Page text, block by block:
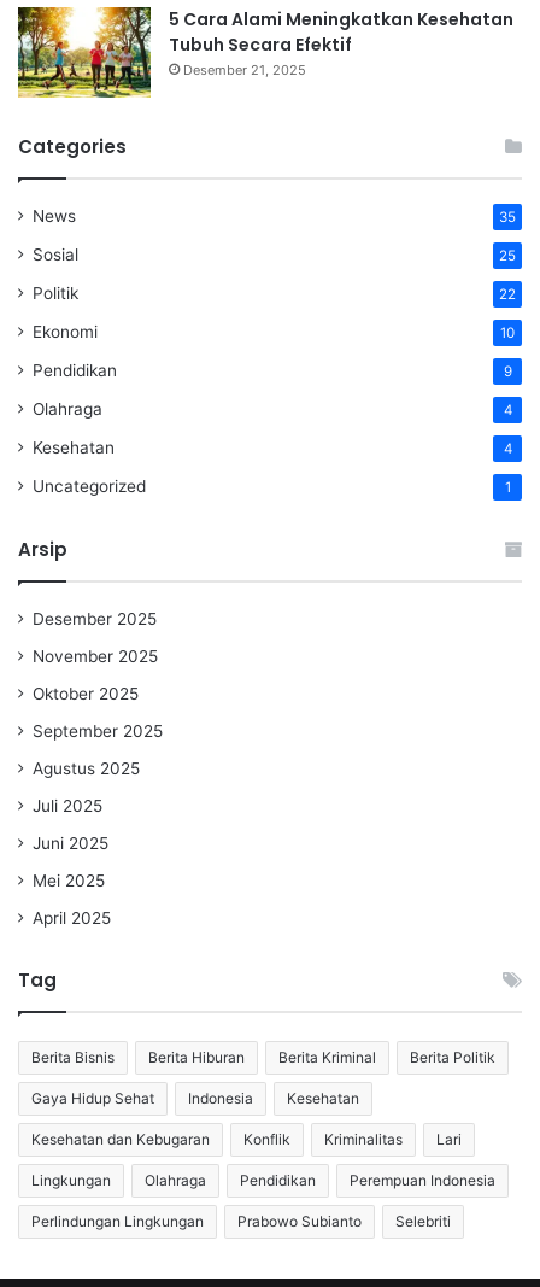
5 Cara Alami Meningkatkan Kesehatan
Tubuh Secara Efektif
Desember 21, 2025
Categories
News 35
Sosial 25
Politik 22
Ekonomi 10
Pendidikan 9
Olahraga 4
Kesehatan 4
Uncategorized 1
Arsip
Desember 2025
November 2025
Oktober 2025
September 2025
Agustus 2025
Juli 2025
Juni 2025
Mei 2025
April 2025
Tag
Berita Bisnis Berita Hiburan Berita Kriminal Berita Politik
Gaya Hidup Sehat Indonesia Kesehatan
Kesehatan dan Kebugaran Konflik Kriminalitas Lari
Lingkungan Olahraga Pendidikan Perempuan Indonesia
Perlindungan Lingkungan Prabowo Subianto Selebriti